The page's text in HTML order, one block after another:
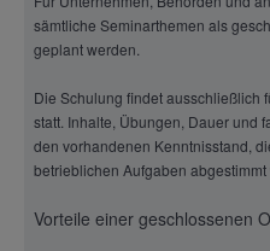
sämtliche Seminarthemen als
geplant werden.
Die Schulung findet ausschließlich
statt. Inhalte, Übungen, Dauer und
den vorhandenen Kenntnisstand,
betrieblichen Aufgaben abgestimmt
Vorteile einer geschlossenen